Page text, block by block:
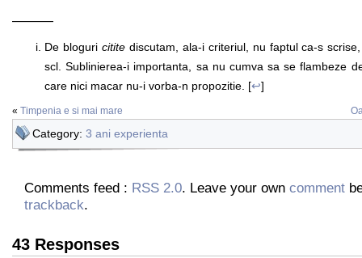
———
De bloguri cititediscutam, ala-i criteriul, nu faptul ca-s
scl. Sublinierea-i importanta, sa nu cumva sa se flambeze
care nici macar nu-i vorba-n propozitie. [↩]
« Timpenia e si mai mare
Category: 3 ani experienta
Comments feed : RSS 2.0. Leave your own comment
trackback.
43 Responses